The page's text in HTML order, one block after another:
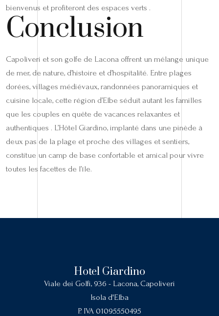
bienvenus et profiteront des espaces verts .
Conclusion
Capoliveri et son golfe de Lacona offrent un mélange unique
de mer, de nature, d’histoire et d’hospitalité. Entre plages
dorées, villages médiévaux, randonnées panoramiques et
cuisine locale, cette région d’Elbe séduit autant les familles
que les couples en quête de vacances relaxantes et
authentiques . L’Hôtel Giardino, implanté dans une pinède à
deux pas de la plage et proche des villages et sentiers,
constitue un camp de base confortable et amical pour vivre
toutes les facettes de l’île.
Hotel Giardino
Viale dei Golfi, 936 - Lacona, Capoliveri
Isola d'Elba
P. IVA 01095550495